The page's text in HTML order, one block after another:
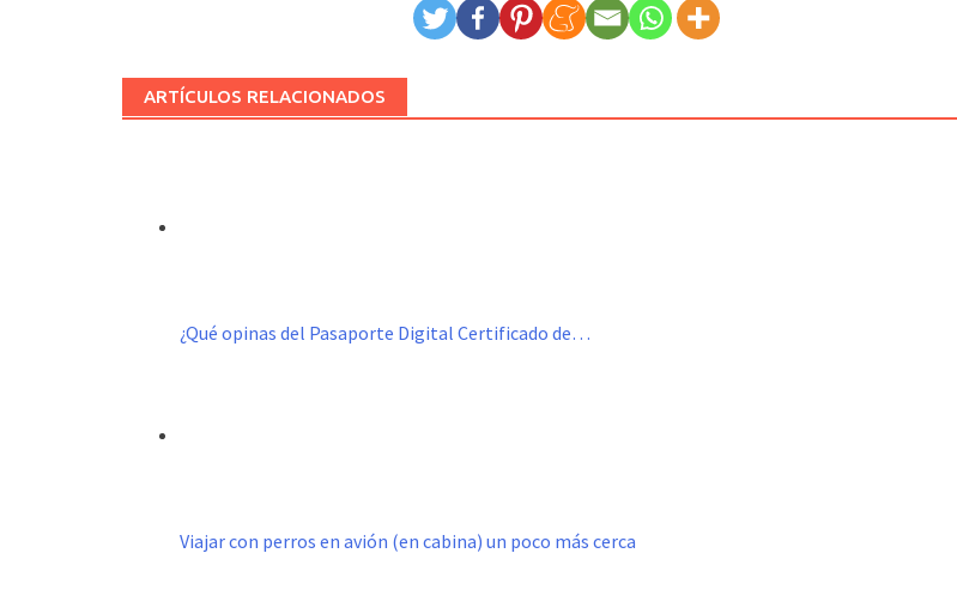
ARTÍCULOS RELACIONADOS
¿Qué opinas del Pasaporte Digital Certificado de…
Viajar con perros en avión (en cabina) un poco más cerca